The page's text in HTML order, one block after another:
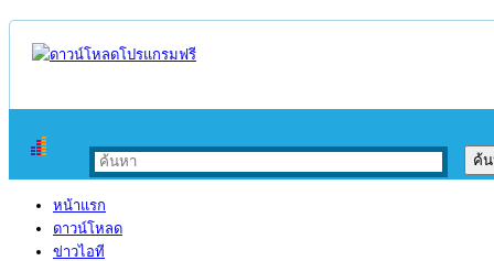
หน้าแรก
ดาวน์โหลด
ข่าวไอที